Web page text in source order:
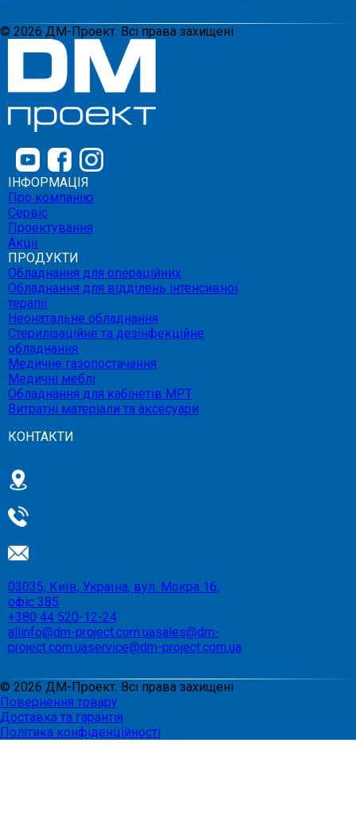
© 2026 ДМ-Проект. Всі права захищені
ІНФОРМАЦІЯ
Про компанію
Сервіс
Проектування
Акції
ПРОДУКТИ
Обладнання для операційних
Обладнання для відділень інтенсивної
терапії
Неонатальне обладнання
Стерилізаційне та дезінфекційне
обладнання
Медичне газопостачання
Медичні меблі
Обладнання для кабінетів МРТ
Витратні матеріали та аксесуари
КОНТАКТИ
03035, Київ, Україна, вул. Мокра 16,
офіс 385
+380 44 520-12-24
allinfo@dm-project.com.uasales@dm-
project.com.uaservice@dm-project.com.ua
© 2026 ДМ-Проект. Всі права захищені
Повернення товару
Доставка та гарантія
Політика конфіденційності